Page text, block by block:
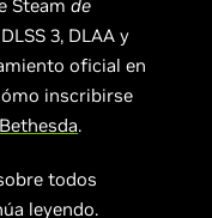
Steamde
3, DLAA y
oficial en
inscribirse
.
todos
leyendo.